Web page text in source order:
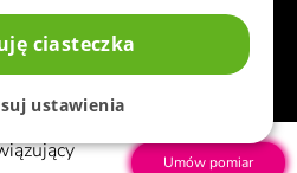
Umów pomiar
Wszelkie prawa zastrzeżone.
ciasteczka
ustawienia